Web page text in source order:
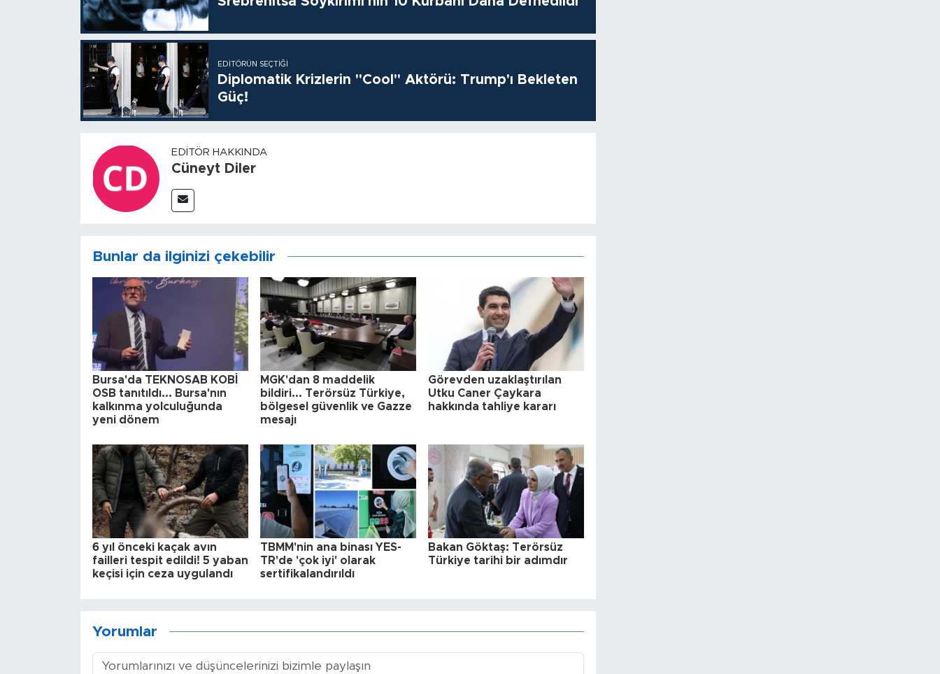
EDITÖRÜN SEÇTIĞI
Diplomatik Krizlerin "Cool" Aktörü: Trump'ı Bekleten
Güç!
EDITÖR HAKKINDA
Cüneyt Diler
Bunlar da ilginizi çekebilir
Bursa'da TEKNOSAB KOBİ
OSB tanıtıldı... Bursa'nın
kalkınma yolculuğunda
yeni dönem
MGK'dan 8 maddelik
bildiri... Terörsüz Türkiye,
bölgesel güvenlik ve Gazze
mesajı
Görevden uzaklaştırılan
Utku Caner Çaykara
hakkında tahliye kararı
6 yıl önceki kaçak avın
failleri tespit edildi! 5 yaban
keçisi için ceza uygulandı
TBMM'nin ana binası YES-
TR'de 'çok iyi' olarak
sertifikalandırıldı
Bakan Göktaş: Terörsüz
Türkiye tarihi bir adımdır
Yorumlar